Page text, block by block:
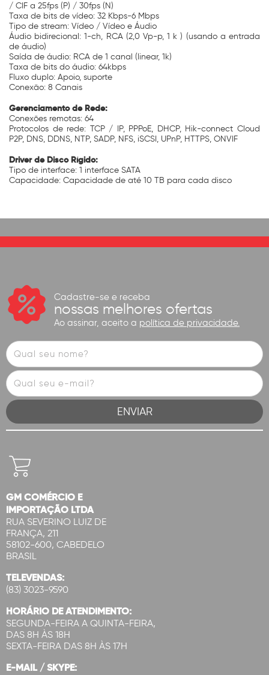
/ CIF a 25fps (P) / 30fps (N)
Taxa de bits de vídeo: 32 Kbps-6 Mbps
Tipo de stream: Vídeo / Vídeo e Áudio
Áudio bidirecional: 1-ch, RCA (2,0 Vp-p, 1 k ) (usando a entrada
de áudio)
Saída de áudio: RCA de 1 canal (linear, 1k)
Taxa de bits do áudio: 64kbps
Fluxo duplo: Apoio, suporte
Conexão: 8 Canais
Gerenciamento de Rede:
Conexões remotas: 64
Protocolos de rede: TCP / IP, PPPoE, DHCP, Hik-connect Cloud
P2P, DNS, DDNS, NTP, SADP, NFS, iSCSI, UPnP, HTTPS, ONVIF
Driver de Disco Rígido:
Tipo de interface: 1 interface SATA
Capacidade: Capacidade de até 10 TB para cada disco
Cadastre-se e receba
nossas melhores ofertas
Ao assinar, aceito a política de privacidade.
GM COMÉRCIO E
IMPORTAÇÃO LTDA
RUA SEVERINO LUIZ DE
FRANÇA, 211
58102-600, CABEDELO
BRASIL
TELEVENDAS:
(83) 3023-9590
HORÁRIO DE ATENDIMENTO:
SEGUNDA-FEIRA A QUINTA-FEIRA,
DAS 8H ÀS 18H
SEXTA-FEIRA DAS 8H ÀS 17H
E-MAIL / SKYPE: